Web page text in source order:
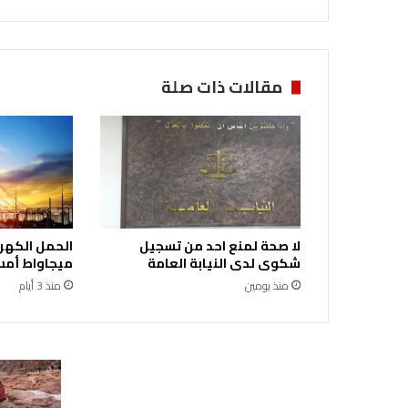
ك
و
ل
ي
ا
ع
ه
د
.
.
ا
ل
ع
س
مقالات ذات صلة
لا صحة لمنع احد من تسجيل
شكوى لدى النيابة العامة
منذ يومين
ميجاواط
منذ 3 أيام